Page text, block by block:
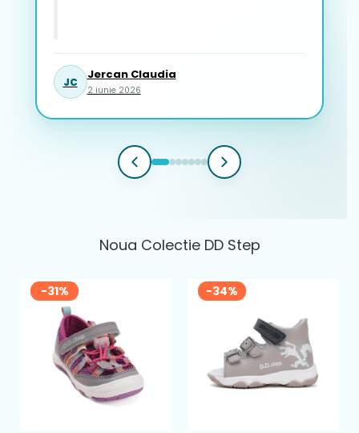
JC
Jercan Claudia
2 iunie 2026
Noua Colectie DD Step
-31% -34%